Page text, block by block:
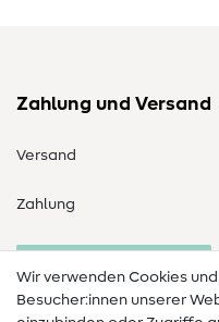
Zahlung und Versand
Versand
Zahlung
Wir verwenden Cookies
Besucher:innen unserer